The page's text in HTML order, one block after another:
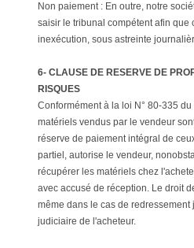
Non paiement : En outre, notre
saisir le tribunal compétent afin que
inexécution, sous astreinte
6- CLAUSE DE RESERVE DE
RISQUES
Conformément à la loi N° 80-335
matériels vendus par le vendeur
réserve de paiement intégral de
partiel, autorise le vendeur,
récupérer les matériels chez
avec accusé de réception. Le droit
même dans le cas de
judiciaire de l'acheteur.